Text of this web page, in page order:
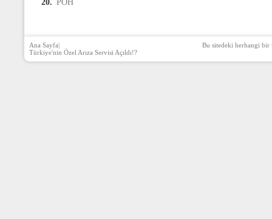
20. PÖH
Ana Sayfa|
Türkiye'nin Özel Arıza Servisi Açıldı!?
Bu sitedeki herhangi bir